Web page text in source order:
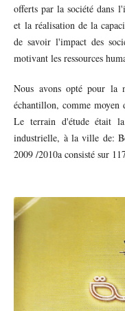
offerts par la société dans
et la réalisation de la
de savoir l'impact des
motivant les ressources
Nous avons opté pour la
échantillon, comme moyen
Le terrain d'étude était
industrielle, à la ville de:
2009 /2010a consisté sur